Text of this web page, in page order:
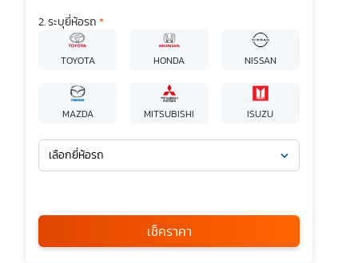
ระบุยี่ห้อรถ *
TOYOTA HONDA NISSAN
MAZDA MITSUBISHI ISUZU
เลือกยี่ห้อรถ
กรุณาเลือก
*
เช็คราคา